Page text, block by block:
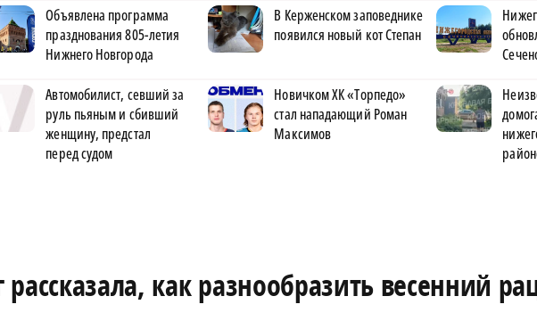
Объявлена программа
празднования 805-летия
Нижнего Новгорода
В Керженском заповеднике
появился новый кот Степан
Автомобилист, севший за
руль пьяным и сбивший
женщину, предстал
перед судом
Новичком ХК «Торпедо»
стал нападающий Роман
Максимов
рассказала, как разнообразить весенний